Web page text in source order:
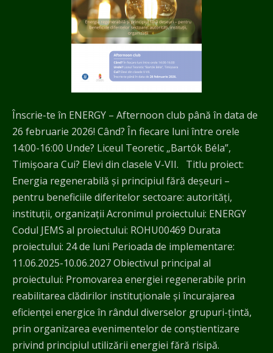
Înscrie-te în ENERGY – Afternoon club până în data de
26 februarie 2026! Când? În fiecare luni între orele
14:00-16:00 Unde? Liceul Teoretic „Bartók Béla”,
Timișoara Cui? Elevi din clasele V-VII. Titlu proiect:
Energia regenerabilă și principiul fără deșeuri –
pentru beneficiile diferitelor sectoare: autorități,
instituții, organizații Acronimul proiectului: ENERGY
Codul JEMS al proiectului: ROHU00469 Durata
proiectului: 24 de luni Perioada de implementare:
11.06.2025-10.06.2027 Obiectivul principal al
proiectului: Promovarea energiei regenerabile prin
reabilitarea clădirilor instituționale și încurajarea
eficienței energice în rândul diverselor grupuri-țintă,
prin organizarea evenimentelor de conștientizare
privind principiul utilizării energiei fără risipă.